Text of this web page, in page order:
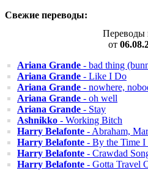
Свежие переводы:
Переводы
от
Ariana Grande - bad thing
Ariana Grande - Like I Do
Ariana Grande - nowhere,
Ariana Grande - oh well
Ariana Grande - Stay
Ashnikko - Working Bitch
Harry Belafonte - Abraham,
Harry Belafonte - By the Time I
Harry Belafonte - Crawdad
Harry Belafonte - Gotta Travel